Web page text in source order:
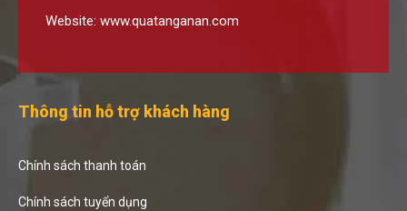
Website: www.quatanganan.com
Thông tin hỗ trợ khách hàng
Chính sách thanh toán
Chính sách tuyển dụng